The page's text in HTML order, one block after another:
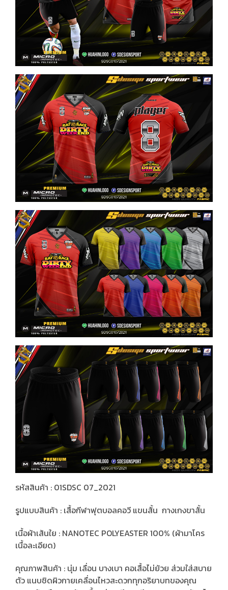
รหัสสินค้า : 01SDSC 07_2021
รูปแบบสินค้า : เสื้อกีฬาฟุตบอลคอวี แขนสั้น กางเกงขาสั้น
เนื้อผ้าเส้นใย : NANOTEC POLYEASTER 100% (ผ้ามาโคร
เนื้อละเอียด)
คุณภาพสินค้า : นุ่ม เลื่อน บางเบา คอเสื้อไม่ย้วย ส่วมใส่สบาย
ตัว แนบชิดผิวกายเคลื่อนไหวสะดวกทุกอริยาบทของคุณ